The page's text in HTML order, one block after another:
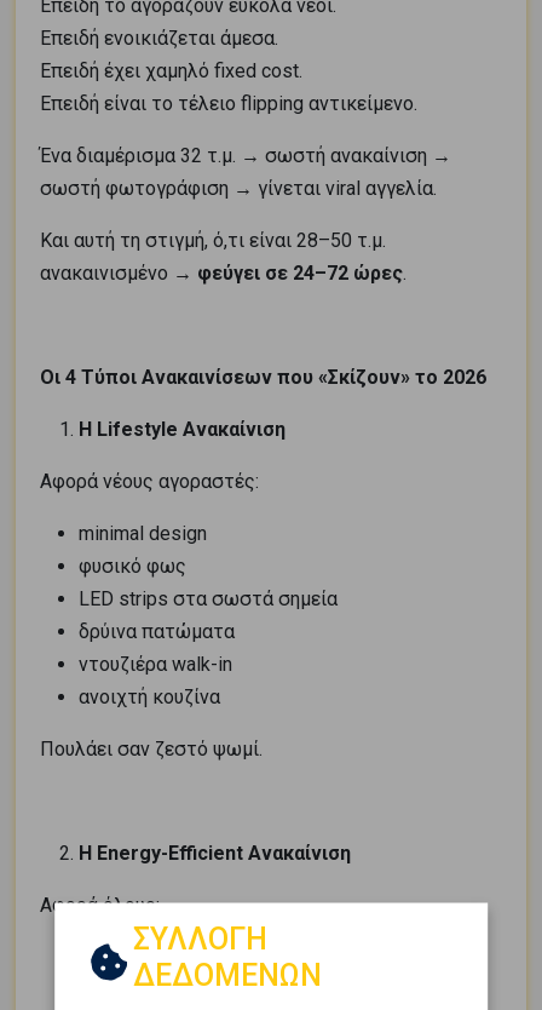
Επειδή το αγοράζουν εύκολα νέοι.
Επειδή ενοικιάζεται άμεσα.
Επειδή έχει χαμηλό fixed cost.
Επειδή είναι το τέλειο flipping αντικείμενο.
Ένα διαμέρισμα 32 τ.μ. → σωστή ανακαίνιση →
σωστή φωτογράφιση → γίνεται viral αγγελία.
Και αυτή τη στιγμή, ό,τι είναι 28–50 τ.μ.
ανακαινισμένο → φεύγει σε 24–72 ώρες.
Οι 4 Τύποι Ανακαινίσεων που «Σκίζουν» το 2026
Η Lifestyle Ανακαίνιση
Αφορά νέους αγοραστές:
minimal design
φυσικό φως
LED strips στα σωστά σημεία
δρύινα πατώματα
ντουζιέρα walk-in
ανοιχτή κουζίνα
Πουλάει σαν ζεστό ψωμί.
Η Energy-Efficient Ανακαίνιση
Αφορά όλους:
θερμομόνωση
κουφώματα
ΣΥΛΛΟΓΗ
ΔΕΔΟΜΕΝΩΝ